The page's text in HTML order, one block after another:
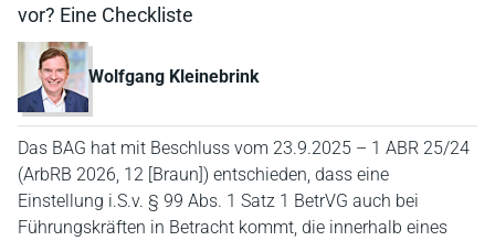
vor? Eine Checkliste
Wolfgang Kleinebrink
Das BAG hat mit Beschluss vom 23.9.2025 – 1 ABR 25/24
(ArbRB 2026, 12 [Braun]) entschieden, dass eine
Einstellung i.S.v. § 99 Abs. 1 Satz 1 BetrVG auch bei
Führungskräften in Betracht kommt, die innerhalb eines